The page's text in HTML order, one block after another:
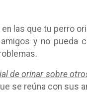
las que tu perro
y no pueda
de orinar sobre
se reúna con sus